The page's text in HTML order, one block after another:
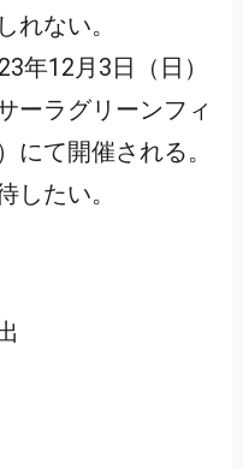
れない。
年12月3日（日）
ーラグリーンフィ
にて開催される。
したい。